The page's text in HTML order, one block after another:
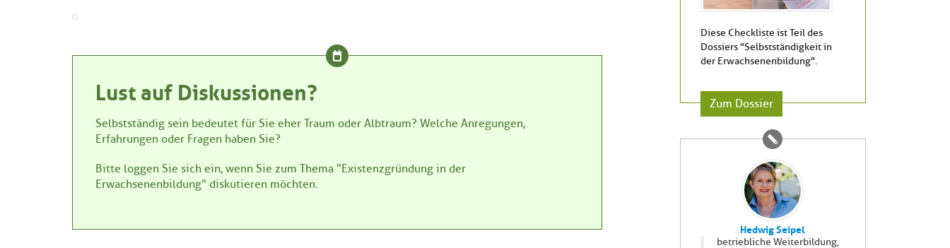
Lust auf Diskussionen?
Selbstständig sein bedeutet für Sie eher Traum oder Albtraum? Welche Anregungen,
Erfahrungen oder Fragen haben Sie?
Bitte loggen Sie sich ein, wenn Sie zum Thema "Existenzgründung in der
Erwachsenenbildung" diskutieren möchten.
Diese Checkliste ist Teil des
Dossiers "Selbstständigkeit in
der Erwachsenenbildung".
Zum Dossier
Hedwig Seipel
betriebliche Weiterbildung,